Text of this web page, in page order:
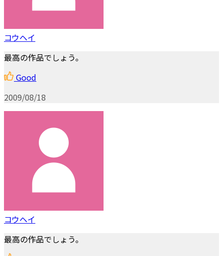
コウヘイ
最高の作品でしょう。
Good
2009/08/18
コウヘイ
最高の作品でしょう。